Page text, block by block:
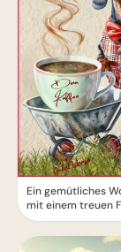
Ein gemütliches
mit einem treuen